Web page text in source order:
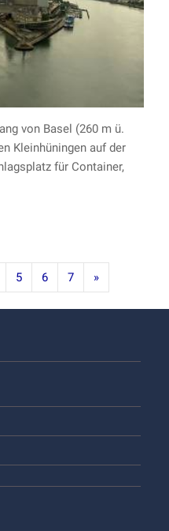
von Basel (260 m ü.
Kleinhüningen auf der
für Container,
5 6 7 »